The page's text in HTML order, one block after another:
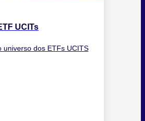
UCITs
universo dos ETFs UCITS